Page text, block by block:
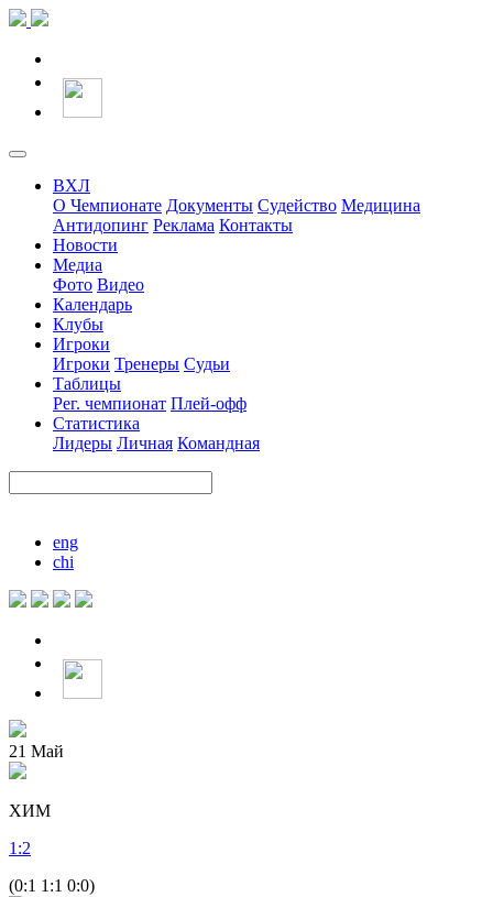
ВХЛ
О Чемпионате Документы Судейство Медицина
Антидопинг Реклама Контакты
Новости
Медиа
Фото Видео
Календарь
Клубы
Игроки
Игроки Тренеры Судьи
Таблицы
Рег. чемпионат Плей-офф
Статистика
Лидеры Личная Командная
eng
chi
21 Май
ХИМ
1 :2
(0:1 1:1 0:0)